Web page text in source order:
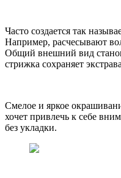
Часто создается так
Например, расчесывают
Общий внешний вид
стрижка сохраняет
Смелое и яркое
хочет привлечь к себе
без укладки.